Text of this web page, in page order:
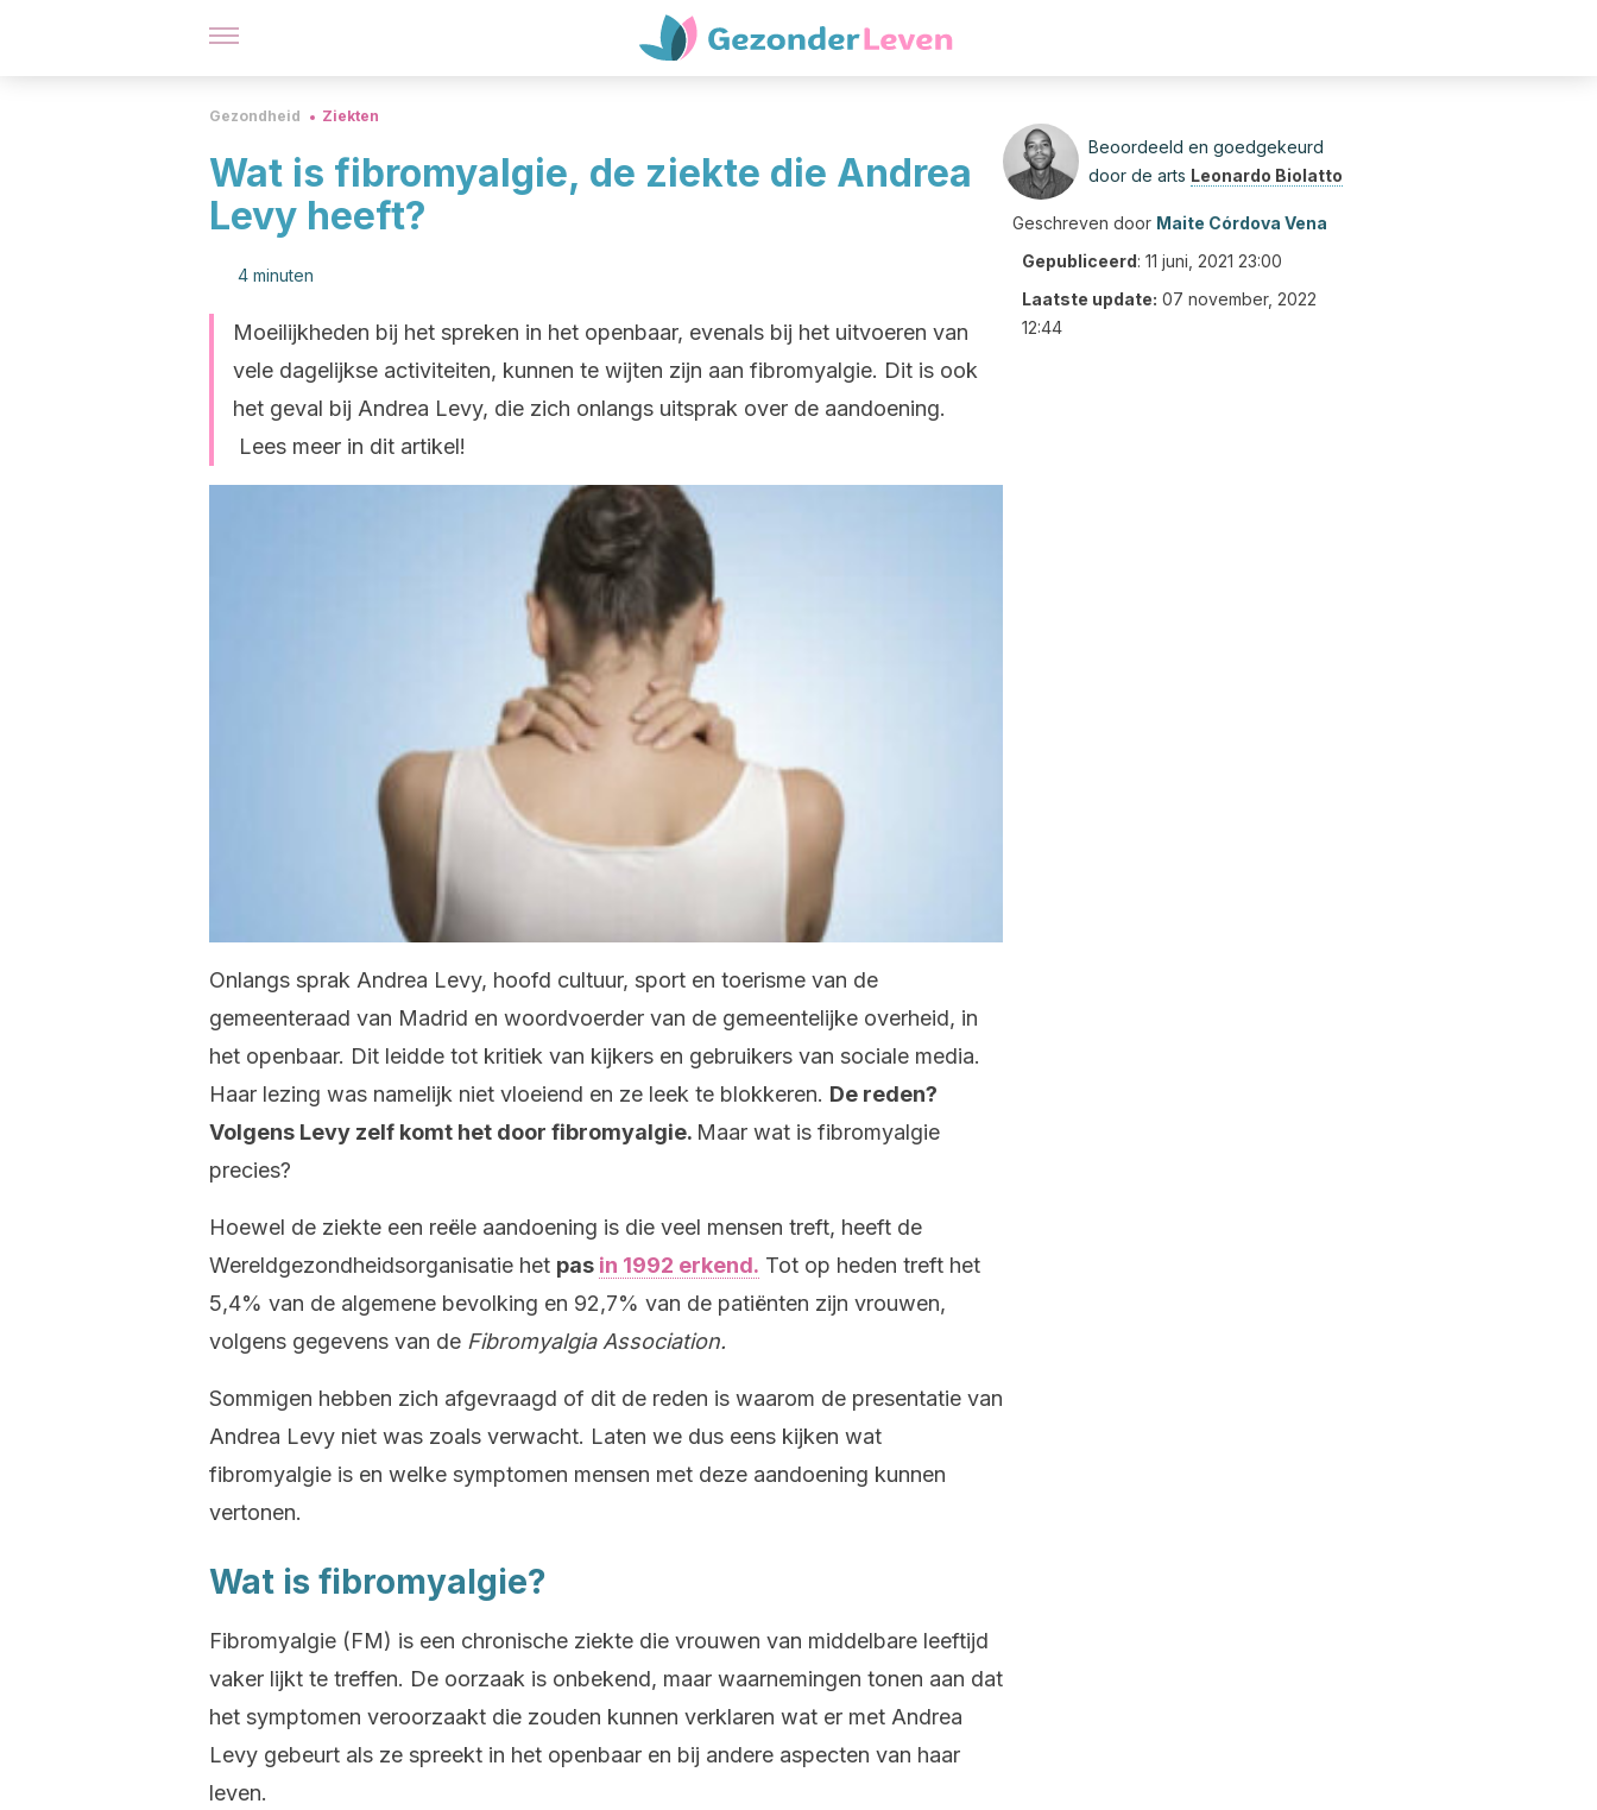
Gezondheid Ziekten
Wat is fibromyalgie, de ziekte die Andrea
Levy heeft?
4 minuten
Moeilijkheden bij het spreken in het openbaar, evenals bij het uitvoeren van
vele dagelijkse activiteiten, kunnen te wijten zijn aan fibromyalgie. Dit is ook
het geval bij Andrea Levy, die zich onlangs uitsprak over de aandoening.
Lees meer in dit artikel!
Onlangs sprak Andrea Levy, hoofd cultuur, sport en toerisme van de
gemeenteraad van Madrid en woordvoerder van de gemeentelijke overheid, in
het openbaar. Dit leidde tot kritiek van kijkers en gebruikers van sociale media.
Haar lezing was namelijk niet vloeiend en ze leek te blokkeren. De reden?
Volgens Levy zelf komt het door fibromyalgie. Maar wat is fibromyalgie
precies?
Hoewel de ziekte een reële aandoening is die veel mensen treft, heeft de
Wereldgezondheidsorganisatie het pas in 1992 erkend. Tot op heden treft het
5,4% van de algemene bevolking en 92,7% van de patiënten zijn vrouwen,
volgens gegevens van de Fibromyalgia Association.
Sommigen hebben zich afgevraagd of dit de reden is waarom de presentatie van
Andrea Levy niet was zoals verwacht. Laten we dus eens kijken wat
fibromyalgie is en welke symptomen mensen met deze aandoening kunnen
vertonen.
Wat is fibromyalgie?
Fibromyalgie (FM) is een chronische ziekte die vrouwen van middelbare leeftijd
vaker lijkt te treffen. De oorzaak is onbekend, maar waarnemingen tonen aan dat
het symptomen veroorzaakt die zouden kunnen verklaren wat er met Andrea
Levy gebeurt als ze spreekt in het openbaar en bij andere aspecten van haar
leven.
Beoordeeld en goedgekeurd
door de arts Leonardo Biolatto
Geschreven door Maite Córdova Vena
Gepubliceerd: 11 juni, 2021 23:00
Laatste update: 07 november, 2022
12:44